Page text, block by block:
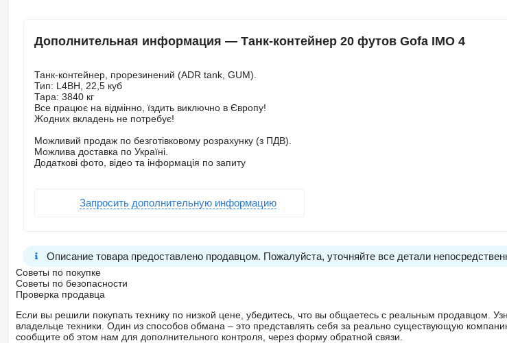
Дополнительная информация — Танк-контейнер 20 футов Gofa IMO 4
Танк-контейнер, прорезинений (ADR tank, GUM).
Тип: L4BH, 22,5 куб
Тара: 3840 кг
Все працює на відмінно, їздить виключно в Європу!
Жодних вкладень не потребує!
Можливий продаж по безготівковому розрахунку (з ПДВ).
Можлива доставка по Україні.
Додаткові фото, відео та інформація по запиту
Запросить дополнительную информацию
Описание товара предоставлено продавцом. Пожалуйста, уточняйте все детали
Советы по покупке
Советы по безопасности
Проверка продавца
Если вы решили покупать технику по низкой цене, убедитесь, что вы общаетесь с реальным продавцом.
владельце техники. Один из способов обмана – это представлять себя за реально существующую
сообщите об этом нам для дополнительного контроля, через форму обратной связи.